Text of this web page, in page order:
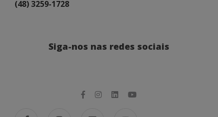
(48) 3259-1728
Siga-nos nas redes sociais